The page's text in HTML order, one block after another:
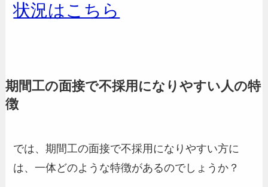
状況はこちら
期間工の面接で不採用になりやすい人の特
徴
では、期間工の面接で不採用になりやすい方に
は、一体どのような特徴があるのでしょうか？